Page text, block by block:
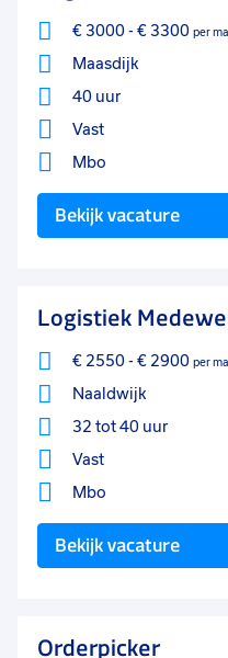
€ 3000- € 3300 per
Maasdijk
40 uur
Vast
Mbo
Bekijk vacature
Logistiek
€ 2550- € 2900 per
Naaldwijk
32 tot 40 uur
Vast
Mbo
Bekijk vacature
Orderpicker